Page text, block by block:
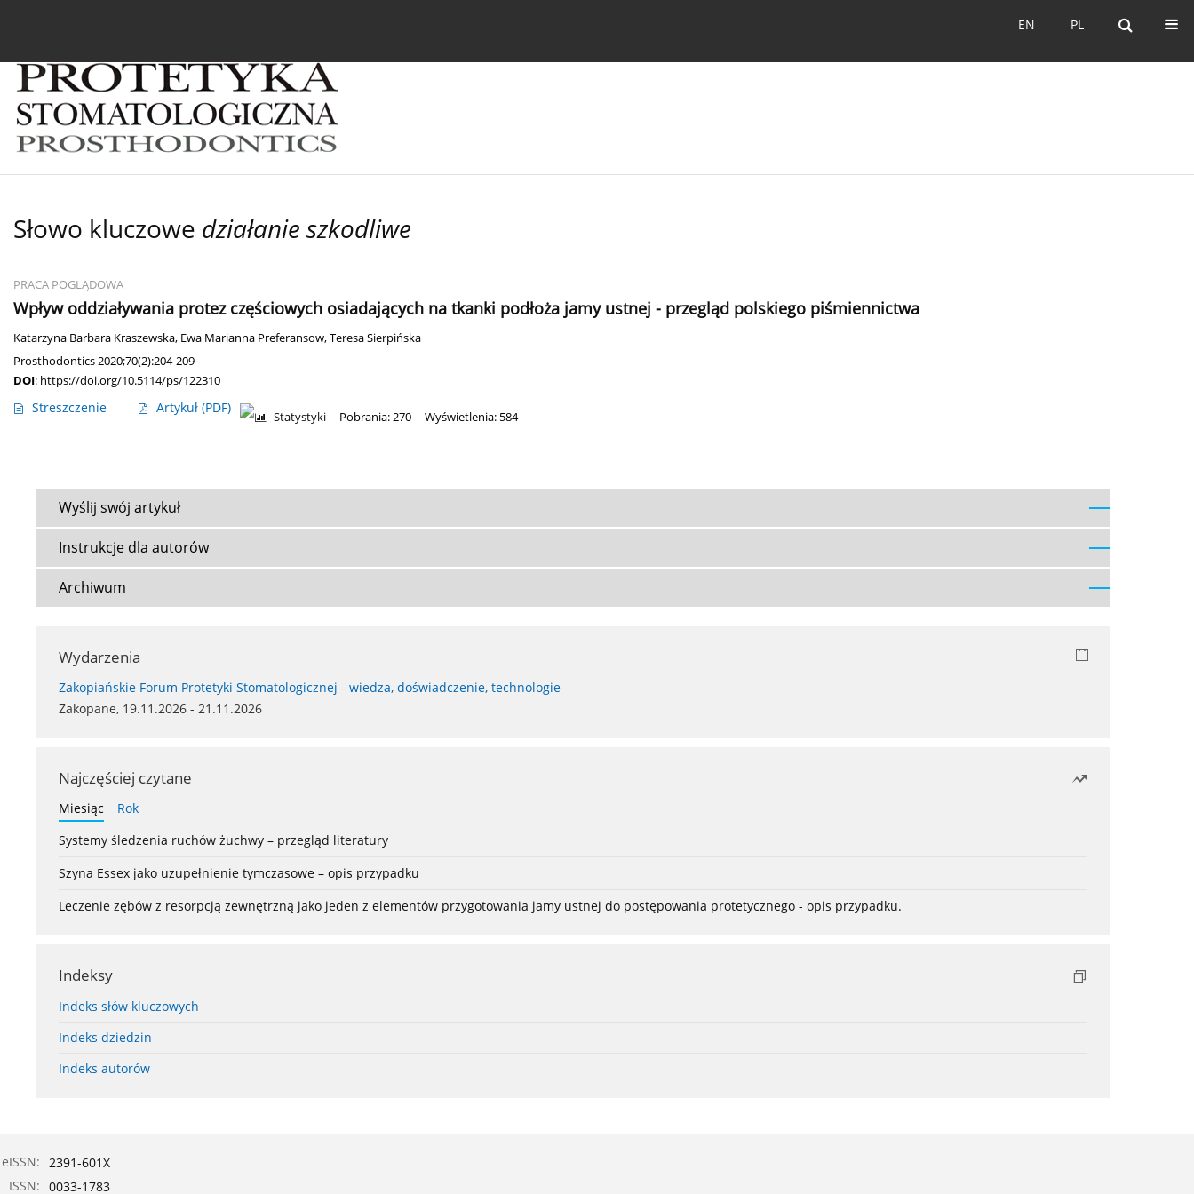
PL
EN PL
EN
Słowo kluczowe działanie szkodliwe
PRACA POGLĄDOWA
Wpływ oddziaływania protez częściowych osiadających na tkanki podłoża jamy ustnej - przegląd polskiego piśmiennictwa
Katarzyna Barbara Kraszewska, Ewa Marianna Preferansow,Teresa Sierpińska
Prosthodontics 2020;70(2):204-209
DOI: https://doi.org/10.5114/ps/122310
Streszczenie Artykuł (PDF)
Statystyki Pobrania: 270 Wyświetlenia: 584
Wyślij swój artykuł
Instrukcje dla autorów
Archiwum
Wydarzenia
Zakopiańskie Forum Protetyki Stomatologicznej - wiedza, doświadczenie, technologie
Zakopane, 19.11.2026 - 21.11.2026
Najczęściej czytane
Miesiąc
Rok
Systemy śledzenia ruchów żuchwy – przegląd literatury
Szyna Essex jako uzupełnienie tymczasowe – opis przypadku
Leczenie zębów z resorpcją zewnętrzną jako jeden z elementów przygotowania jamy ustnej do postępowania protetycznego - opis przypadku.
Indeksy
Indeks słów kluczowych
Indeks dziedzin
Indeks autorów
eISSN: 2391-601X
ISSN: 0033-1783